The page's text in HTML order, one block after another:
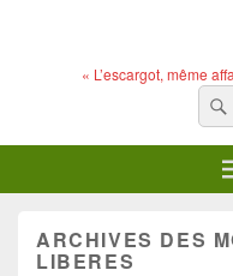
« L’escargot, même
ARCHIVES DES
LIBERES